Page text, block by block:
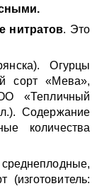
.
нитратов. Это
Огурцы
сорт «Мева»,
«Тепличный
Содержание
количества
(изготовитель: